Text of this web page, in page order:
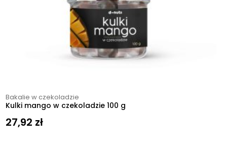
Bakalie w czekoladzie
Kulki mango w czekoladzie 100 g
27,92 zł